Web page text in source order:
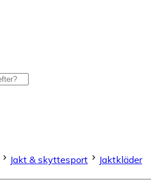
Jakt & skyttesport
Jaktkläder